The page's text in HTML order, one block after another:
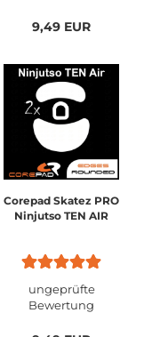
9,49 EUR
Corepad Skatez PRO
Ninjutso TEN AIR
ungeprüfte
Bewertung